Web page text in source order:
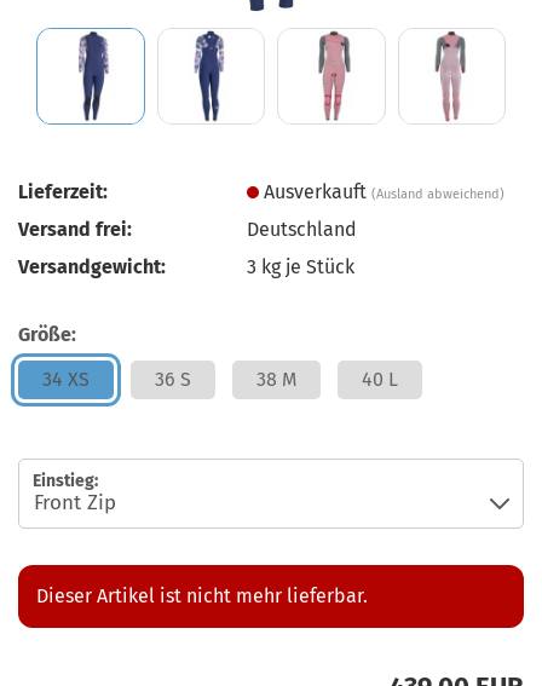
Lieferzeit: Ausverkauft(Ausland abweichend)
Versand frei:
Deutschland
Versandgewicht:
3 kg je Stück
Größe:
34 XS
36 S 38 M 40 L
Einstieg:
Dieser Artikel ist nicht mehr lieferbar.